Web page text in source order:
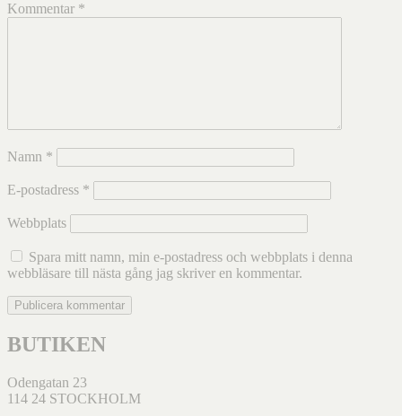
Kommentar *
Namn *
E-postadress *
Webbplats
Spara mitt namn, min e-postadress och webbplats i denna
webbläsare till nästa gång jag skriver en kommentar.
BUTIKEN
Odengatan 23
114 24 STOCKHOLM